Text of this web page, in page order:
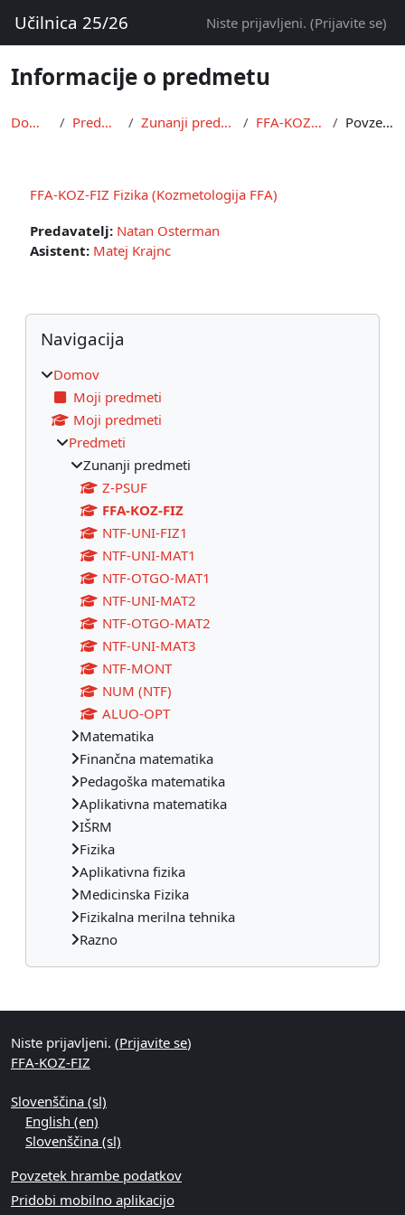
Učilnica 25/26 Niste prijavljeni. (Prijavite se)
Informacije o predmetu
Domov Predmeti Zunanji predmeti FFA-KOZ-FIZ Povzetek
FFA-KOZ-FIZ Fizika (Kozmetologija FFA)
Predavatelj: Natan Osterman
Asistent: Matej Krajnc
Bloki
Preskoči Navigacija
Navigacija
Domov
Moji predmeti
Moji predmeti
Predmeti
Zunanji predmeti
Z-PSUF
FFA-KOZ-FIZ
NTF-UNI-FIZ1
NTF-UNI-MAT1
NTF-OTGO-MAT1
NTF-UNI-MAT2
NTF-OTGO-MAT2
NTF-UNI-MAT3
NTF-MONT
NUM (NTF)
ALUO-OPT
Matematika
Finančna matematika
Pedagoška matematika
Aplikativna matematika
IŠRM
Fizika
Aplikativna fizika
Medicinska Fizika
Fizikalna merilna tehnika
Razno
Supplementary blocks
Niste prijavljeni. (Prijavite se)
FFA-KOZ-FIZ
Slovenščina ‎(sl)‎
English ‎(en)‎
Slovenščina ‎(sl)‎
Povzetek hrambe podatkov
Pridobi mobilno aplikacijo